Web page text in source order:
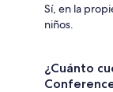
Sí, en la
niños.
¿Cuánto